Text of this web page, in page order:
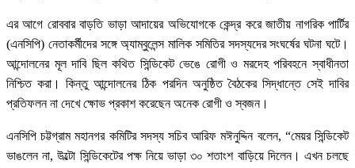
এর আগে রোববার বাড়তি ভাড়া আদায়ের অভিযোগকে কেন্দ্র করে জাতীয় নাগরিক পার্টির
(এনসিপি) নেতাকর্মীদের সঙ্গে অ্যাম্বুলেন্স মালিক সমিতির সদস্যদের সংঘর্ষের ঘটনা ঘটে।
আন্দোলনের মূল দাবি ছিল কথিত সিন্ডিকেট ভেঙে রোগী ও মরদেহ পরিবহনে স্বাধীনতা
নিশ্চিত করা। কিন্তু আন্দোলনের ঠিক পরদিন অনুষ্ঠিত বৈঠকের সিদ্ধান্তে সেই দাবির
প্রতিফলন না দেখে ক্ষোভ প্রকাশ করেছেন অনেক রোগী ও স্বজন।
এনসিপি চট্টগ্রাম মহানগর কমিটির সদস্য সচিব আরিফ মঈনুদ্দিন বলেন, “মেয়র সিন্ডিকেট
ভাঙলেন না, উল্টো সিন্ডিকেটের পক্ষ নিয়ে ভাড়া ৩০ শতাংশ বাড়িয়ে দিলেন। এখন চলছে